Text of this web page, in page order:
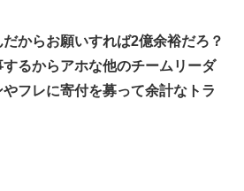
からお願いすれば2億余裕だろ？
るからアホな他のチームリーダ
フレに寄付を募って余計なトラ